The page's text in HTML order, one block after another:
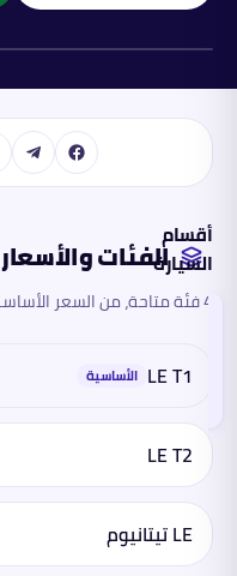
أقسام
السيارة
الفئات
هذا
القسم
المحرك
والأداء
الأبعاد
الفئات والأسعار
4 فئة متاحة، من السعر الأساسي حتى أعلى تجهيز
LE T1 الأساسية
LE T2
LE تيتانيوم